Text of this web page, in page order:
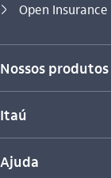
seta_direita
Você está aqui:
Open Insurance
Nossos produtos
Itaú
Ajuda